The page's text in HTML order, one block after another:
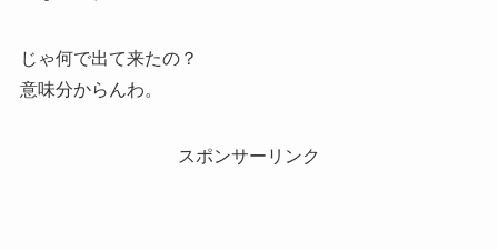
じゃ何で出て来たの？
意味分からんわ。
スポンサーリンク